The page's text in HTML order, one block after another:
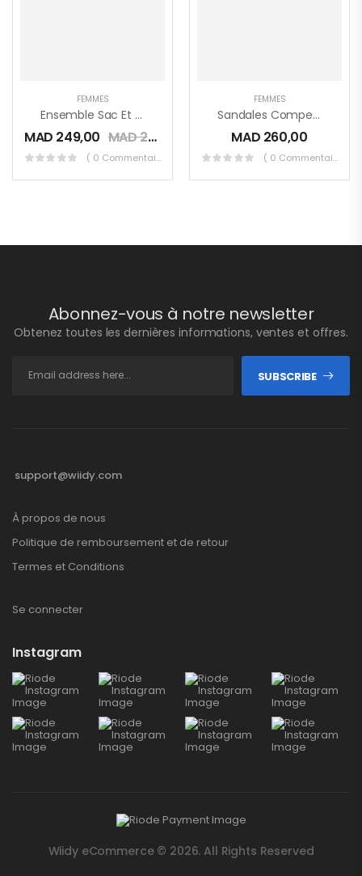
FEMMES
Ensemble Sac Et Sandales Plate
MAD 249,00 MAD299,00
( 0 Commentaires )
FEMMES
Sandales Compensées Transparente
MAD 260,00
( 0 Commentaires )
Abonnez-vous à notre newsletter
Obtenez toutes les dernières informations, ventes et offres.
SUBSCRIBE
support@wiidy.com
À propos de nous
Politique de remboursement et de retour
Termes et Conditions
Se connecter
Instagram
Wiidy eCommerce © 2026. All Rights Reserved